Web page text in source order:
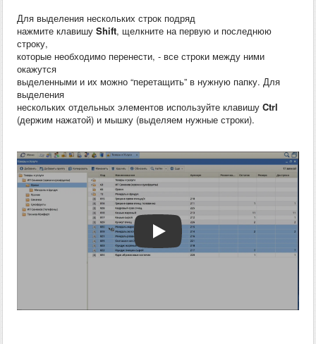
Для выделения нескольких строк подряд
нажмите клавишу Shift, щелкните на первую и последнюю
строку,
которые необходимо перенести, - все строки между ними
окажутся
выделенными и их можно “перетащить” в нужную папку. Для
выделения
нескольких отдельных элементов используйте клавишу Ctrl
(держим нажатой) и мышку (выделяем нужные строки).